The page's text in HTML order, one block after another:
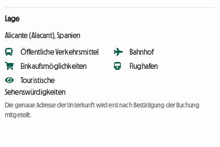
Lage
Alicante (Alacant), Spanien
Öffentliche Verkehrsmittel
Einkaufsmöglichkeiten
Touristische
Sehenswürdigkeiten
Bahnhof
Flughafen
Die genaue Adresse der Unterkunft wird erst nach Bestätigung der Buchung
mitgeteilt.